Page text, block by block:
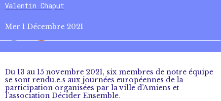
Valentin Chaput
Mer 1 Décembre 2021
Du 13 au 15 novembre 2021, six membres de notre équipe
se sont rendu.e.s aux journées européennes de la
participation organisées par la ville d’Amiens et
l’association Décider Ensemble.